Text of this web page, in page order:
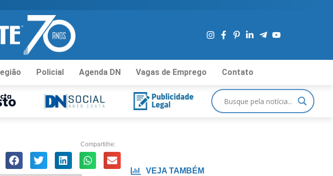
Policial Agenda DN Vagas de Emprego Contato
Compartilhe:
VEJA TAMBÉM